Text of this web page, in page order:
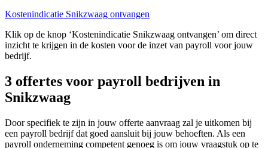
Kostenindicatie Snikzwaag ontvangen
Klik op de knop ‘Kostenindicatie Snikzwaag ontvangen’ om direct
inzicht te krijgen in de kosten voor de inzet van payroll voor jouw
bedrijf.
3 offertes voor payroll bedrijven in
Snikzwaag
Door specifiek te zijn in jouw offerte aanvraag zal je uitkomen bij
een payroll bedrijf dat goed aansluit bij jouw behoeften. Als een
payroll onderneming competent genoeg is om jouw vraagstuk op te